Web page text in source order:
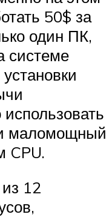
50$ за
один ПК,
системе
маломощный
CPU.
12